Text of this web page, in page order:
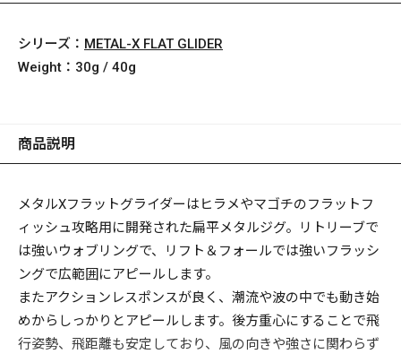
シリーズ： METAL-X FLAT GLIDER
Weight： 30g / 40g
商品説明
メタルXフラットグライダーはヒラメやマゴチのフラットフ
ィッシュ攻略用に開発された扁平メタルジグ。リトリーブで
は強いウォブリングで、リフト＆フォールでは強いフラッシ
ングで広範囲にアピールします。
またアクションレスポンスが良く、潮流や波の中でも動き始
めからしっかりとアピールします。後方重心にすることで飛
行姿勢、飛距離も安定しており、風の向きや強さに関わらず